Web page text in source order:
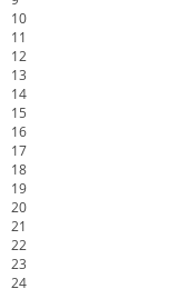
10
11
12
13
14
15
16
17
18
19
20
21
22
23
24